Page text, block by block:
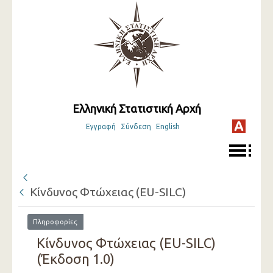
Ελληνική Στατιστική Αρχή
Εγγραφή Σύνδεση English
Κίνδυνος Φτώχειας (EU-SILC)
Πληροφορίες
Κίνδυνος Φτώχειας (EU-SILC)
(Έκδοση 1.0)